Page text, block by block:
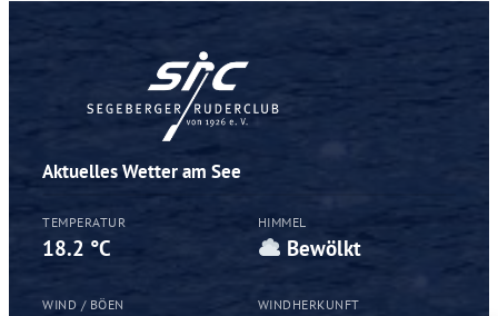
Aktuelles Wetter am See
TEMPERATUR
18.2 °C
HIMMEL
Bewölkt
WIND / BÖEN WINDHERKUNFT